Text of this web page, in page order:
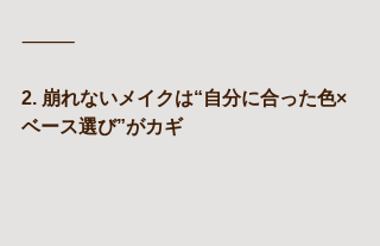
⸻
2. 崩れないメイクは“自分に合った色×
ベース選び”がカギ